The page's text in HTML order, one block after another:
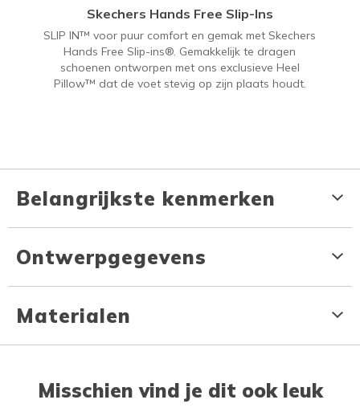
Skechers Hands Free Slip-Ins
SLIP IN™ voor puur comfort en gemak met Skechers
Hands Free Slip-ins®. Gemakkelijk te dragen
schoenen ontworpen met ons exclusieve Heel
Pillow™ dat de voet stevig op zijn plaats houdt.
Belangrijkste kenmerken
Ontwerpgegevens
Materialen
Misschien vind je dit ook leuk